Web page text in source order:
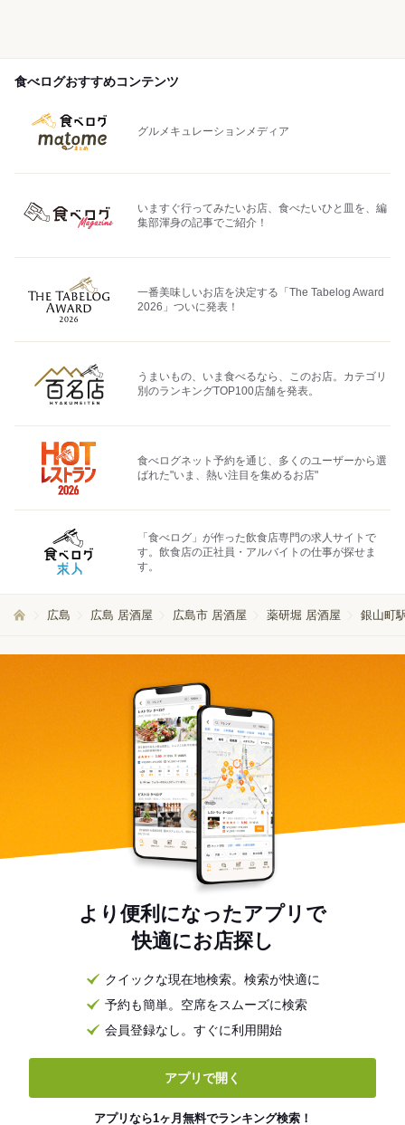
食べログおすすめコンテンツ
グルメキュレーションメディア
いますぐ行ってみたいお店、食べたいひと皿を、編
集部渾身の記事でご紹介！
一番美味しいお店を決定する「The Tabelog Award
2026」ついに発表！
うまいもの、いま食べるなら、このお店。カテゴリ
別のランキングTOP100店舗を発表。
食べログネット予約を通じ、多くのユーザーから選
ばれた"いま、熱い注目を集めるお店"
「食べログ」が作った飲食店専門の求人サイトで
す。飲食店の正社員・アルバイトの仕事が探せま
す。
広島 広島 居酒屋 広島市 居酒屋 薬研堀 居酒屋 銀山町
より便利になったアプリで
快適にお店探し
クイックな現在地検索。検索が快適に
予約も簡単。空席をスムーズに検索
会員登録なし。すぐに利用開始
アプリで開く
アプリなら1ヶ月無料でランキング検索！